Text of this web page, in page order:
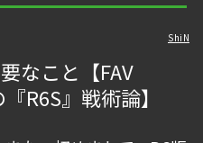
o
ShiN
なこと【FAV
R6S』戦術論】